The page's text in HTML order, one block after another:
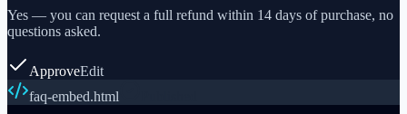
Yes — you can request a full refund within 14 days of purchase, no
questions asked.
ApproveEdit
faq-embed.html